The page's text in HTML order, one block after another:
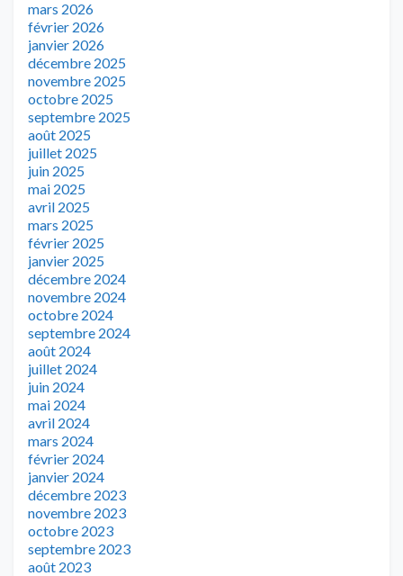
mars 2026
février 2026
janvier 2026
décembre 2025
novembre 2025
octobre 2025
septembre 2025
août 2025
juillet 2025
juin 2025
mai 2025
avril 2025
mars 2025
février 2025
janvier 2025
décembre 2024
novembre 2024
octobre 2024
septembre 2024
août 2024
juillet 2024
juin 2024
mai 2024
avril 2024
mars 2024
février 2024
janvier 2024
décembre 2023
novembre 2023
octobre 2023
septembre 2023
août 2023